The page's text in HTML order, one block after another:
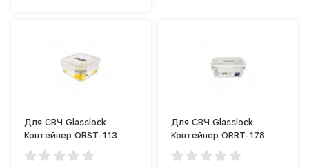
Для СВЧ Glasslock
Контейнер ORST-113
Для СВЧ Glasslock
Контейнер ORRT-178